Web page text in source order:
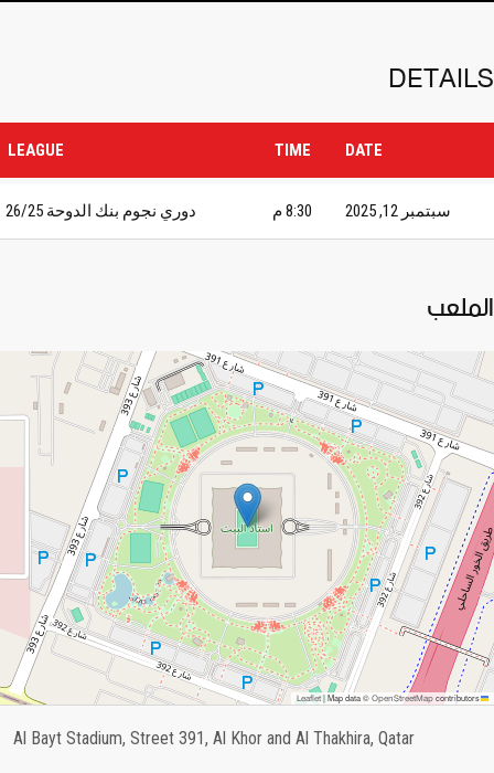
DETAILS
DATE
TIME
LEAGUE
سبتمبر 12, 2025 8:30 م دوري نجوم بنك الدوحة 26/25
الملعب
Leaflet
|Map data ©OpenStreetMapcontributors
Al Bayt Stadium, Street 391, Al Khor and Al Thakhira, Qatar